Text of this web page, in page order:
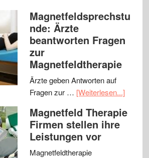
Magnetfeldsprechstu
nde: Ärzte
beantworten Fragen
zur
Magnetfeldtherapie
Ärzte geben Antworten auf
Fragen zur … [Weiterlesen...]
Magnetfeld Therapie
Firmen stellen ihre
Leistungen vor
Magnetfeldtherapie